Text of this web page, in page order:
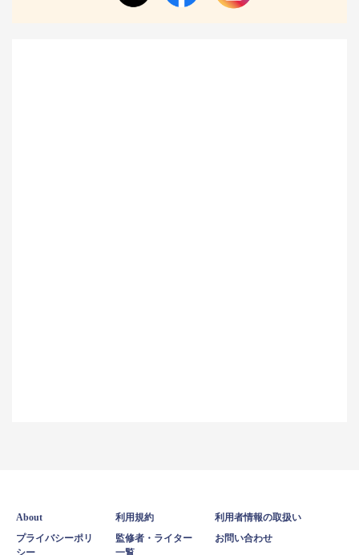
About 利用規約 利用者情報の取扱い
プライバシーポリ
シー
監修者・ライター
一覧
お問い合わせ